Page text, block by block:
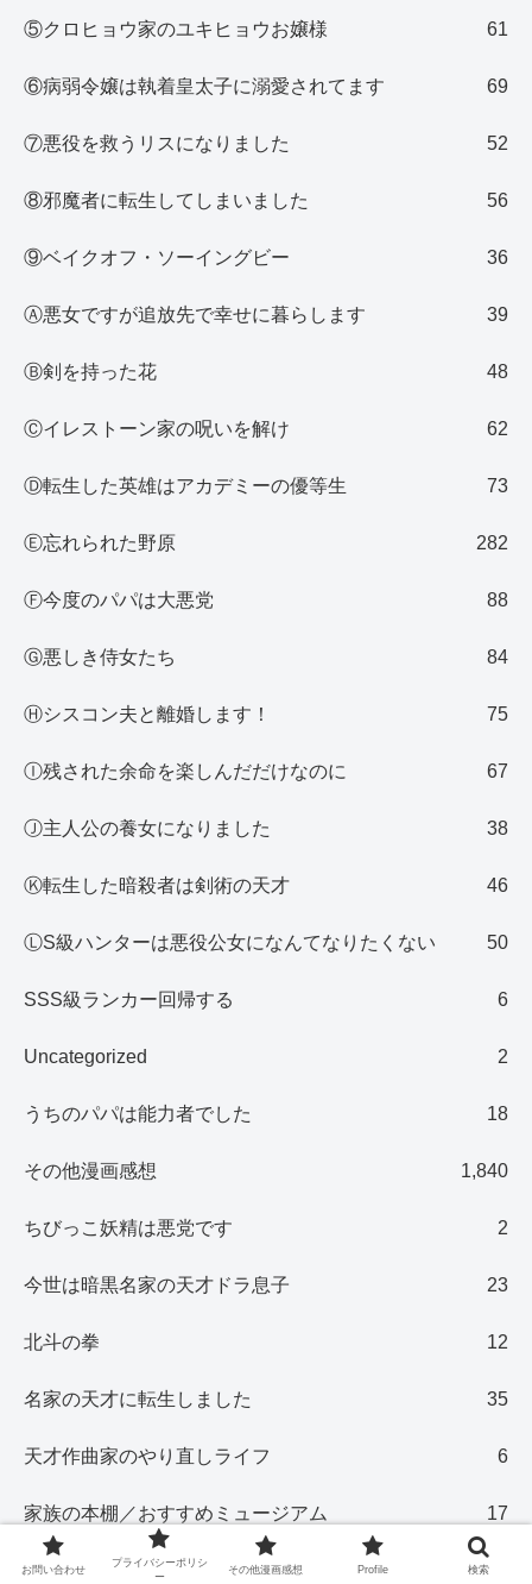
⑤クロヒョウ家のユキヒョウお嬢様 61
⑥病弱令嬢は執着皇太子に溺愛されてます 69
⑦悪役を救うリスになりました 52
⑧邪魔者に転生してしまいました 56
⑨ベイクオフ・ソーイングビー 36
Ⓐ悪女ですが追放先で幸せに暮らします 39
Ⓑ剣を持った花 48
Ⓒイレストーン家の呪いを解け 62
Ⓓ転生した英雄はアカデミーの優等生 73
Ⓔ忘れられた野原 282
Ⓕ今度のパパは大悪党 88
Ⓖ悪しき侍女たち 84
Ⓗシスコン夫と離婚します！ 75
Ⓘ残された余命を楽しんだだけなのに 67
Ⓙ主人公の養女になりました 38
Ⓚ転生した暗殺者は剣術の天才 46
ⓁS級ハンターは悪役公女になんてなりたくない 50
SSS級ランカー回帰する 6
Uncategorized 2
うちのパパは能力者でした 18
その他漫画感想 1,840
ちびっこ妖精は悪党です 2
今世は暗黒名家の天才ドラ息子 23
北斗の拳 12
名家の天才に転生しました 35
天才作曲家のやり直しライフ 6
家族の本棚／おすすめミュージアム 17
弓で無双する初心者ストリーマー 51
お問い合わせ
プライバシーポリシ
ー
その他漫画感想 Profile 検索